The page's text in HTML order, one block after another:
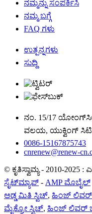
ನಮ್ಮನ್ನು ಸಂಪರ್ಕಿಸಿ
ನಮ್ಮ ಬಗ್ಗೆ
FAQ ಗಳು
ಉತ್ಪನ್ನಗಳು
ಸುದ್ದಿ
ನಂ. 15/17
ವಲಯ, ಯುಕ್ವಿಂಗ್
0086-15167875743
cnrenew@renew-
© ಕೃತಿಸ್ವಾಮ್ಯ - 2010-2025 :
ಸೈಟ್‌ಮ್ಯಾಪ್ - AMP ಮೊಬೈಲ್
ಅಡ್ಡ ಮಿತಿ ಸ್ವಿಚ್, ಹಿಂಜ್ ಲಿವರ್
ಮೈಕ್ರೋ ಸ್ವಿಚ್, ಹಿಂಜ್ ಲಿವರ್